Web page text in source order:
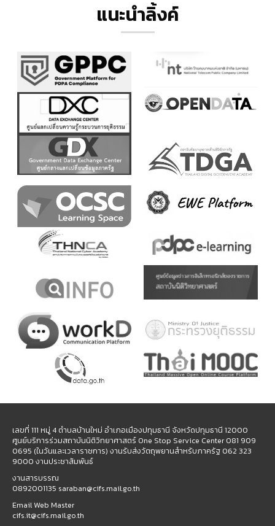
แนะนำลิ้งค์
เลขที่ 111 หมู่ 4 ตำบลบ้านใหม่ อำเภอเมืองปทุมธานี จังหวัดปทุมธานี 12000
ศูนย์บริการร่วมสถาบันนิติวิทยาศาสตร์ One Stop Service Center 081 909
0695 (ในวันและเวลาราชการ) งานรับส่งวัตถุพยานสำหรับภาครัฐ 062 323
9000 งานประชาสัมพันธ์
งานสารบรรณ
0892001135 saraban@cifs.mail.go.th
Email Web Master
cifs.it@cifs.mail.go.th